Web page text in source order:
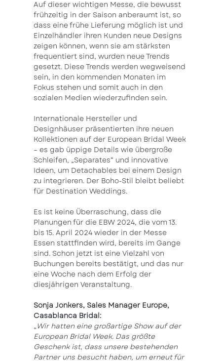
Auf dieser wichtigen Messe, die bewusst
frühzeitig in der Saison anberaumt ist, so
dass eine frühe Lieferung möglich ist und
Einzelhändler ihren Kunden neue Designs
zeigen können, wenn sie am stärksten
frequentiert sind, wurden neue Trends
gesetzt. Diese Trends werden wegweisend
sein, in den kommenden Monaten im
Fokus stehen und somit auch in den
sozialen Medien wiederzufinden sein.
Internationale Hersteller und
Designhäuser präsentierten ihre neuen
Kollektionen auf der European Bridal Week
– es gab üppige Details wie übergroße
Schleifen, „Separates“ und innovative
Ideen, um Detachables bei einem Design
zu integrieren. Der Boho-Stil bleibt beliebt
für Destination Weddings.
Es ist keine Überraschung, dass die
Planungen für die EBW 2024, die vom 13.
bis 15. April 2024 wieder in der Messe
Essen stattfinden wird, bereits im Gange
sind. Schon jetzt ist eine Vielzahl von
Buchungen bereits bestätigt, und das nur
eine Woche nach dem Erfolg der
diesjährigen Veranstaltung.
Sonja Jonkers, Sales Manager Europe,
Casablanca Bridal:
„Wir hatten eine großartige Show auf der
European Bridal Week. Das größte
Geschenk ist, dass unsere bestehenden
Partner uns besucht haben, um erneut für